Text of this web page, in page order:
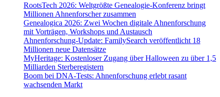
RootsTech 2026: Weltgrößte Genealogie-Konferenz bringt
Millionen Ahnenforscher zusammen
Genealogica 2026: Zwei Wochen digitale Ahnenforschung
mit Vorträgen, Workshops und Austausch
Ahnenforschung-Update: FamilySearch veröffentlicht 18
Millionen neue Datensätze
MyHeritage: Kostenloser Zugang über Halloween zu über 1,5
Milliarden Sterberegistern
Boom bei DNA-Tests: Ahnenforschung erlebt rasant
wachsenden Markt